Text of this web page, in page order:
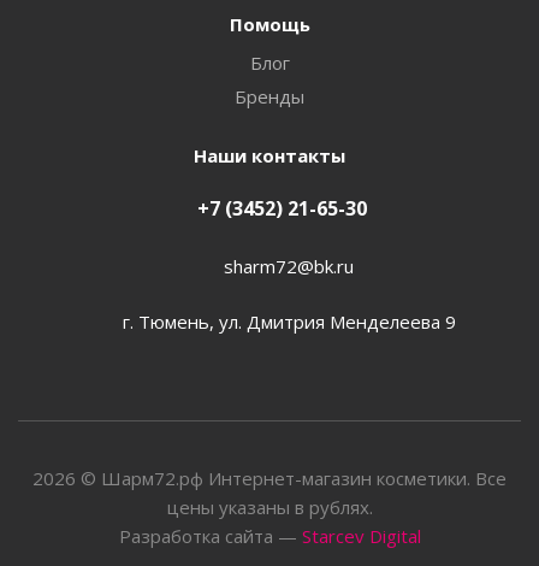
Помощь
Блог
Бренды
Наши контакты
+7 (3452) 21-65-30
sharm72@bk.ru
г. Тюмень, ул. Дмитрия Менделеева 9
2026 © Шарм72.рф Интернет-магазин косметики. Все
цены указаны в рублях.
Разработка сайта — Starcev Digital